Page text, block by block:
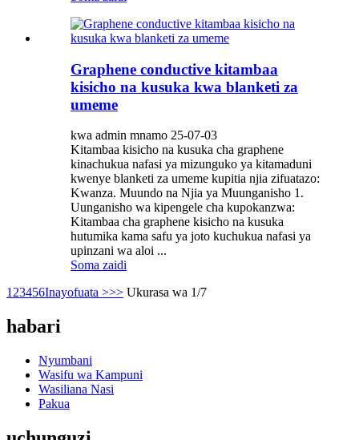
Graphene conductive kitambaa
kisicho na kusuka kwa blanketi za
umeme
kwa admin mnamo 25-07-03
Kitambaa kisicho na kusuka cha graphene
kinachukua nafasi ya mizunguko ya kitamaduni
kwenye blanketi za umeme kupitia njia zifuatazo:
Kwanza. Muundo na Njia ya Muunganisho 1.
Uunganisho wa kipengele cha kupokanzwa:
Kitambaa cha graphene kisicho na kusuka
hutumika kama safu ya joto kuchukua nafasi ya
upinzani wa aloi ...
Soma zaidi
1 23456Inayofuata >>> Ukurasa wa 1/7
habari
Nyumbani
Wasifu wa Kampuni
Wasiliana Nasi
Pakua